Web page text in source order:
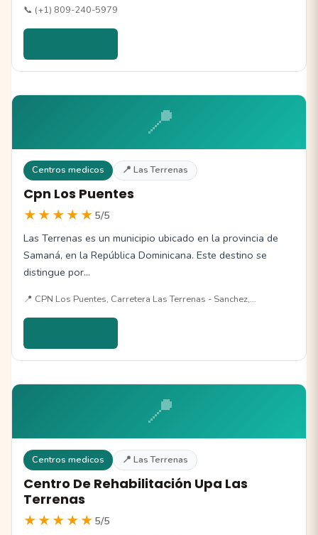
📞 (+1) 809-240-5979
📍
Centros medicos 📍 Las Terrenas
Cpn Los Puentes
★★★★★ 5/5
Las Terrenas es un municipio ubicado en la provincia de
Samaná, en la República Dominicana. Este destino se
distingue por…
📍 CPN Los Puentes, Carretera Las Terrenas - Sanchez,…
📍
Centros medicos 📍 Las Terrenas
Centro De Rehabilitación Upa Las
Terrenas
★★★★★ 5/5